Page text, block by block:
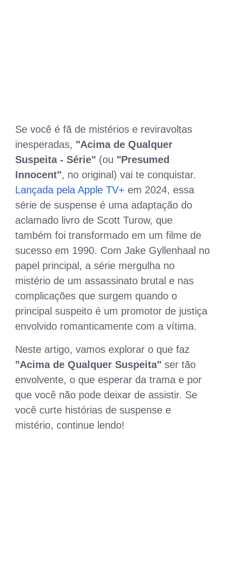
Se você é fã de mistérios e reviravoltas
inesperadas, "Acima de Qualquer
Suspeita - Série" (ou "Presumed
Innocent", no original) vai te conquistar.
Lançada pela Apple TV+ em 2024, essa
série de suspense é uma adaptação do
aclamado livro de Scott Turow, que
também foi transformado em um filme de
sucesso em 1990. Com Jake Gyllenhaal no
papel principal, a série mergulha no
mistério de um assassinato brutal e nas
complicações que surgem quando o
principal suspeito é um promotor de justiça
envolvido romanticamente com a vítima.
Neste artigo, vamos explorar o que faz
"Acima de Qualquer Suspeita" ser tão
envolvente, o que esperar da trama e por
que você não pode deixar de assistir. Se
você curte histórias de suspense e
mistério, continue lendo!